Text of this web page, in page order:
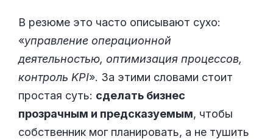
В резюме это часто описывают сухо:
«управление операционной
деятельностью, оптимизация процессов,
контроль KPI». За этими словами стоит
простая суть: сделать бизнес
прозрачным и предсказуемым, чтобы
собственник мог планировать, а не тушить